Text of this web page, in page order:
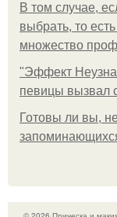
В том случае,
выбрать, то
множество
"Эффект
певицы вызвал
Готовы ли вы,